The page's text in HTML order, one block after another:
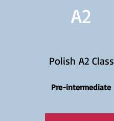
A2
Polish A2 Class
Pre-intermediate